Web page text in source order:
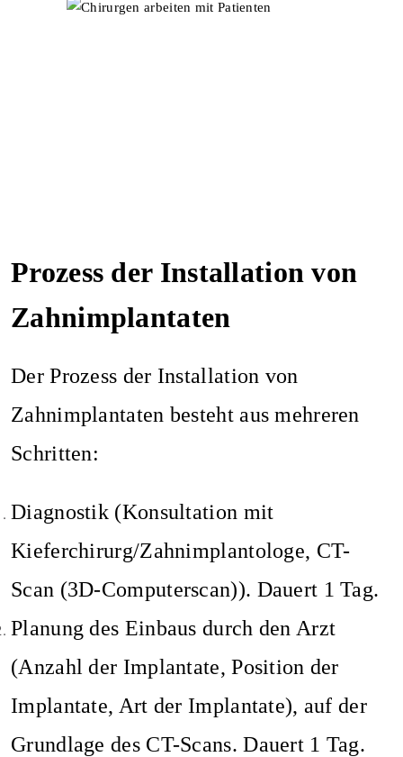
Prozess der Installation von
Zahnimplantaten
Der Prozess der Installation von
Zahnimplantaten besteht aus mehreren
Schritten:
Diagnostik (Konsultation mit
Kieferchirurg/Zahnimplantologe, CT-
Scan (3D-Computerscan)). Dauert 1 Tag.
Planung des Einbaus durch den Arzt
(Anzahl der Implantate, Position der
Implantate, Art der Implantate), auf der
Grundlage des CT-Scans. Dauert 1 Tag.